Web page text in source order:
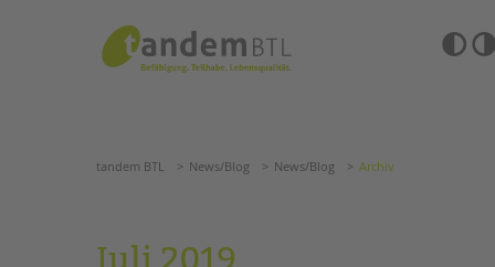
Barrierefrei-
ANGEBOTE
KITA & FRÜHE HILFEN
tandem BTL News/Blog
tandem BTL News/Blog News/Blog Archiv
Juli 2019